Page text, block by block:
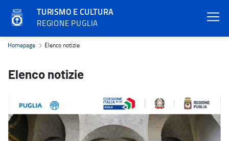
TURISMO E CULTURA
REGIONE PUGLIA
Elenco notizie - Turismo e cultura
Homepage Elenco notizie
Elenco notizie